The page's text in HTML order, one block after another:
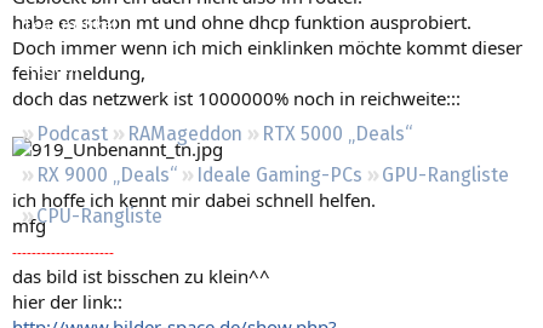
Leserartikel
Regeln
Podcast RAMageddon
RTX 5000 „Deals“
RX 9000 „Deals“
Ideale Gaming-PCs
GPU-Rangliste
CPU-Rangliste
habe es schon mt und ohne dhcp funktion ausprobiert.
Doch immer wenn ich mich einklinken möchte kommt dieser
fehler meldung,
doch das netzwerk ist 1000000% noch in reichweite:::
ich hoffe ich kennt mir dabei schnell helfen.
mfg
---------------------
das bild ist bisschen zu klein^^
hier der link::